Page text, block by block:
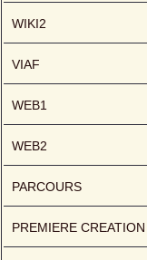
WIKI2
VIAF
WEB1
WEB2
PARCOURS
PREMIERE CREATION